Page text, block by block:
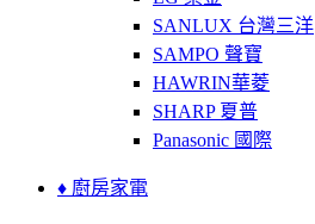
SANLUX 台灣三洋
SAMPO 聲寶
HAWRIN華菱
SHARP 夏普
Panasonic 國際
♦ 廚房家電